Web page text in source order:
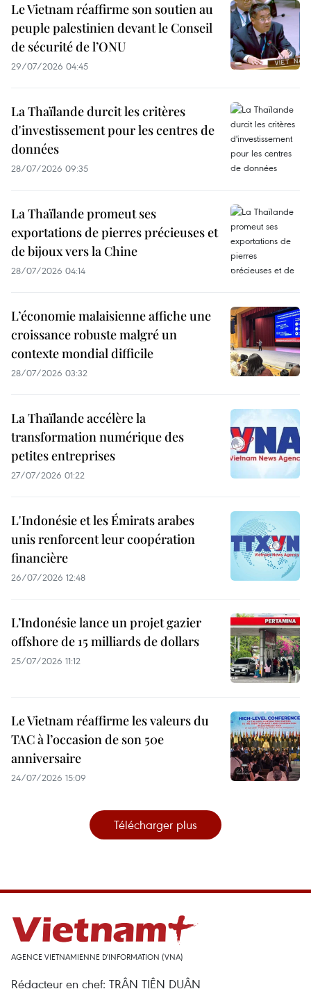
Le Vietnam réaffirme son soutien au
peuple palestinien devant le Conseil
de sécurité de l’ONU
29/07/2026 04:45
La Thaïlande durcit les critères
d'investissement pour les centres de
données
28/07/2026 09:35
La Thaïlande promeut ses
exportations de pierres précieuses et
de bijoux vers la Chine
28/07/2026 04:14
L’économie malaisienne affiche une
croissance robuste malgré un
contexte mondial difficile
28/07/2026 03:32
La Thaïlande accélère la
transformation numérique des
petites entreprises
27/07/2026 01:22
L'Indonésie et les Émirats arabes
unis renforcent leur coopération
financière
26/07/2026 12:48
L’Indonésie lance un projet gazier
offshore de 15 milliards de dollars
25/07/2026 11:12
Le Vietnam réaffirme les valeurs du
TAC à l’occasion de son 50e
anniversaire
24/07/2026 15:09
Télécharger plus
AGENCE VIETNAMIENNE D'INFORMATION (VNA)
Rédacteur en chef: TRÂN TIÊN DUÂN